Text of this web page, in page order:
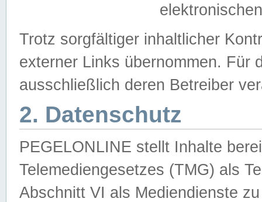
Trotz sorgfältiger inhaltlicher
externer Links übernommen. Für
ausschließlich deren Betreiber
2. Datenschutz
PEGELONLINE stellt Inhalte
Telemediengesetzes (TMG) als
Abschnitt VI als Mediendienste